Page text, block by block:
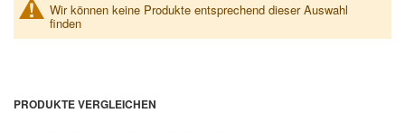
Wir können keine Produkte entsprechend dieser Auswahl
finden
PRODUKTE VERGLEICHEN